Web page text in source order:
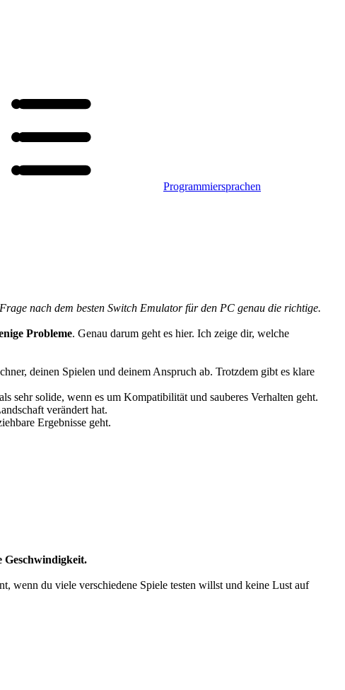
Programmiersprachen
nach dem besten Switch Emulator für den PC genau die richtige.
Probleme. Genau darum geht es hier. Ich zeige dir, welche
deinen Spielen und deinem Anspruch ab. Trotzdem gibt es klare
sehr solide, wenn es um Kompatibilität und sauberes Verhalten geht.
verändert hat.
Ergebnisse geht.
Geschwindigkeit.
wenn du viele verschiedene Spiele testen willst und keine Lust auf